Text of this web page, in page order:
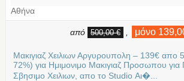
Αθήνα
από 500,00 € μόνο
Μακιγιαζ Χειλιων Αργυρουπολη – 139€
72%) για Ημιμονιμο Μακιγιαζ Προσωπου για
Σβησιμο Χειλιων, απο το Studio Αι�...